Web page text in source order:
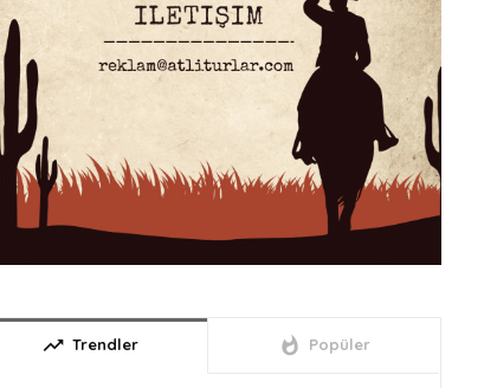
trending_up Trendler whatshot Popüler